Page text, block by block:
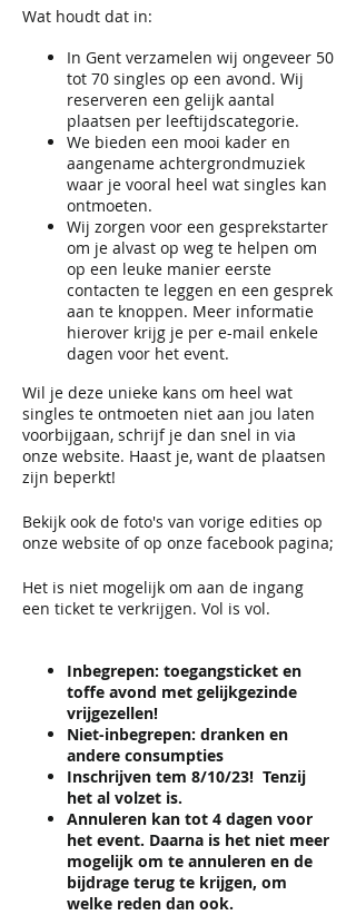
Wat houdt dat in:
In Gent verzamelen wij ongeveer 50
tot 70 singles op een avond. Wij
reserveren een gelijk aantal
plaatsen per leeftijdscategorie.
We bieden een mooi kader en
aangename achtergrondmuziek
waar je vooral heel wat singles kan
ontmoeten.
Wij zorgen voor een gesprekstarter
om je alvast op weg te helpen om
op een leuke manier eerste
contacten te leggen en een gesprek
aan te knoppen. Meer informatie
hierover krijg je per e-mail enkele
dagen voor het event.
Wil je deze unieke kans om heel wat
singles te ontmoeten niet aan jou laten
voorbijgaan, schrijf je dan snel in via
onze website. Haast je, want de plaatsen
zijn beperkt!
Bekijk ook de foto's van vorige edities op
onze website of op onze facebook pagina;
Het is niet mogelijk om aan de ingang
een ticket te verkrijgen. Vol is vol.
Inbegrepen: toegangsticket en
toffe avond met gelijkgezinde
vrijgezellen!
Niet-inbegrepen: dranken en
andere consumpties
Inschrijven tem 8/10/23! Tenzij
het al volzet is.
Annuleren kan tot 4 dagen voor
het event. Daarna is het niet meer
mogelijk om te annuleren en de
bijdrage terug te krijgen, om
welke reden dan ook.